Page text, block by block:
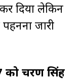
दिया लेकिन
जारी
को चरण सिंह